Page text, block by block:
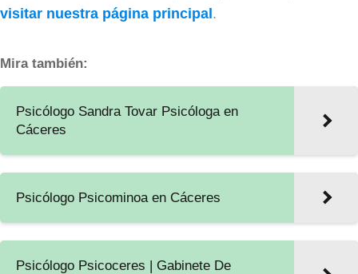
visitar nuestra página principal.
Mira también:
Psicólogo Sandra Tovar Psicóloga en
Cáceres
Psicólogo Psicominoa en Cáceres
Psicólogo Psicoceres | Gabinete De